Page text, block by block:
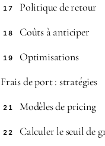
17 Politique de retour
18 Coûts à anticiper
19 Optimisations
Frais de port : stratégies
21 Modèles de pricing
22 Calculer le seuil de